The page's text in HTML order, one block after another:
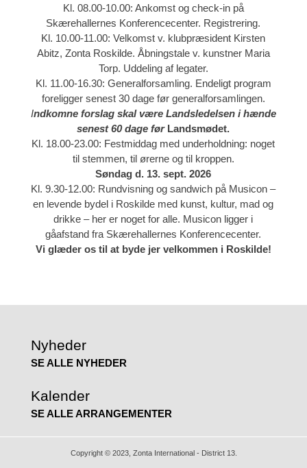
Kl. 08.00-10.00: Ankomst og check-in på
Skærehallernes Konferencecenter. Registrering.
Kl. 10.00-11.00: Velkomst v. klubpræsident Kirsten
Abitz, Zonta Roskilde. Åbningstale v. kunstner Maria
Torp. Uddeling af legater.
Kl. 11.00-16.30: Generalforsamling. Endeligt program
foreligger senest 30 dage før generalforsamlingen.
Indkomne forslag skal være Landsledelsen i hænde
senest 60 dage førLandsmødet.
Kl. 18.00-23.00: Festmiddag med underholdning: noget
til stemmen, til ørerne og til kroppen.
Søndag d. 13. sept. 2026
Kl. 9.30-12.00: Rundvisning og sandwich på Musicon –
en levende bydel i Roskilde med kunst, kultur, mad og
drikke – her er noget for alle. Musicon ligger i
gåafstand fra Skærehallernes Konferencecenter.
Vi glæder os til at byde jer velkommen i Roskilde!
Nyheder
SE ALLE NYHEDER
Kalender
SE ALLE ARRANGEMENTER
Copyright © 2023, Zonta International - District 13.